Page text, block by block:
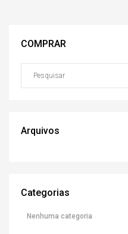
COMPRAR
Arquivos
Categorias
Nenhuma categoria